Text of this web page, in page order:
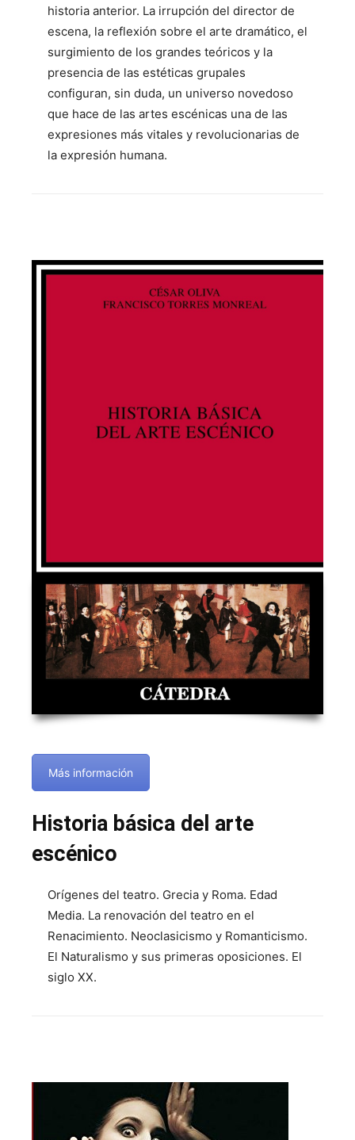
historia anterior. La irrupción del director de
escena, la reflexión sobre el arte dramático, el
surgimiento de los grandes teóricos y la
presencia de las estéticas grupales
configuran, sin duda, un universo novedoso
que hace de las artes escénicas una de las
expresiones más vitales y revolucionarias de
la expresión humana.
Más información
Historia básica del arte
escénico
Orígenes del teatro. Grecia y Roma. Edad
Media. La renovación del teatro en el
Renacimiento. Neoclasicismo y Romanticismo.
El Naturalismo y sus primeras oposiciones. El
siglo XX.